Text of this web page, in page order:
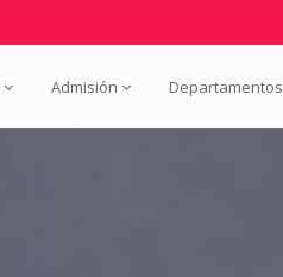
Admisión Departamentos